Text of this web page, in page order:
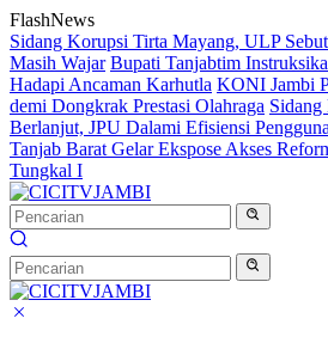
Langsung
ke
konten
FlashNews
Sidang Korupsi Tirta Mayang, ULP
Masih Wajar Bupati Tanjabtim
Hadapi Ancaman Karhutla KONI Jambi
demi Dongkrak Prestasi Olahraga
Berlanjut, JPU Dalami Efisiensi
Tanjab Barat Gelar Ekspose Akses
Tungkal I